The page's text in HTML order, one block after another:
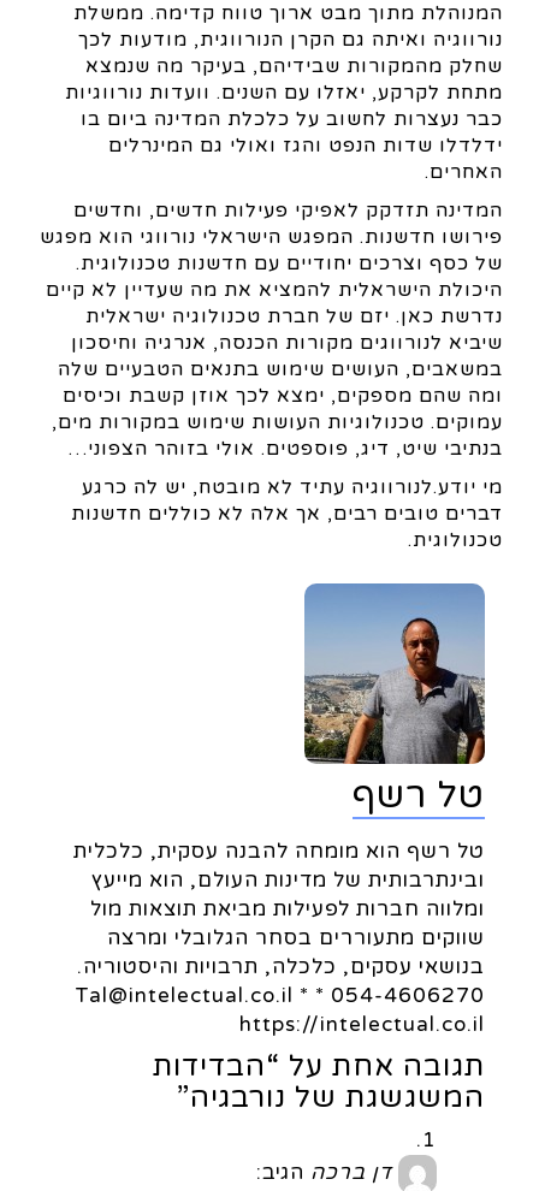
המנוהלת מתוך מבט ארוך טווח קדימה. ממשלת
נורווגיה ואיתה גם הקרן הנורווגית, מודעות לכך
שחלק מהמקורות שבידיהם, בעיקר מה שנמצא
מתחת לקרקע, יאזלו עם השנים. וועדות נורווגיות
כבר נעצרות לחשוב על כלכלת המדינה ביום בו
ידלדלו שדות הנפט והגז ואולי גם המינרלים
האחרים.
המדינה תזדקק לאפיקי פעילות חדשים, וחדשים
פירושו חדשנות. המפגש הישראלי נורווגי הוא מפגש
של כסף וצרכים יחודיים עם חדשנות טכנולוגית.
היכולת הישראלית להמציא את מה שעדיין לא קיים
נדרשת כאן. יזם של חברת טכנולוגיה ישראלית
שיביא לנורווגים מקורות הכנסה, אנרגיה וחיסכון
במשאבים, העושים שימוש בתנאים הטבעיים שלה
ומה שהם מספקים, ימצא לכך אוזן קשבת וכיסים
עמוקים. טכנולוגיות העושות שימוש במקורות מים,
בנתיבי שיט, דיג, פוספטים. אולי בזוהר הצפוני…
מי יודע.לנורווגיה עתיד לא מובטח, יש לה כרגע
דברים טובים רבים, אך אלה לא כוללים חדשנות
טכנולוגית.
טל רשף
טל רשף הוא מומחה להבנה עסקית, כלכלית
ובינתרבותית של מדינות העולם, הוא מייעץ
ומלווה חברות לפעילות מביאת תוצאות מול
שווקים מתעוררים בסחר הגלובלי ומרצה
בנושאי עסקים, כלכלה, תרבויות והיסטוריה.
054-4606270 * Tal@intelectual.co.il *
https://intelectual.co.il
תגובה אחת על “הבדידות
המשגשגת של נורבגיה”
דן ברכה הגיב: